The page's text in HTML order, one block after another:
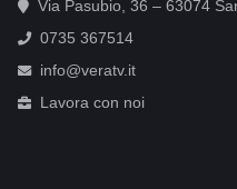
Via Pasubio, 36 – 63074
0735 367514
info@veratv.it
Lavora con noi